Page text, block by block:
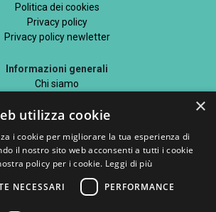
Politica dei cookies
Privacy policy
Privacy policy newletter
Informazioni generali
Chi siamo
Blog
×
utilizza cookie
i cookie per migliorare la tua esperienza di
il nostro sito web acconsenti a tutti i cookie
policy per i cookie. Leggi di più
NECESSARI
PERFORMANCE